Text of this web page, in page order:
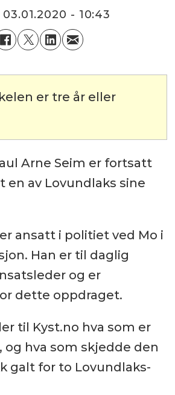
03.01.2020 - 10:43
er tre år eller
Arne Seim er fortsatt
en av Lovundlaks sine
ansatt i politiet ved Mo i
Han er til daglig
og er
dette oppdraget.
til Kyst.no hva som er
og hva som skjedde den
galt for to Lovundlaks-